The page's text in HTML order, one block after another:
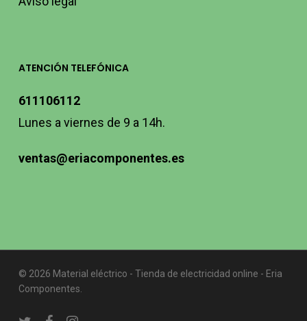
ATENCIÓN TELEFÓNICA
611106112
Lunes a viernes de 9 a 14h.
ventas@eriacomponentes.es
© 2026 Material eléctrico - Tienda de electricidad online - Eria
Componentes.